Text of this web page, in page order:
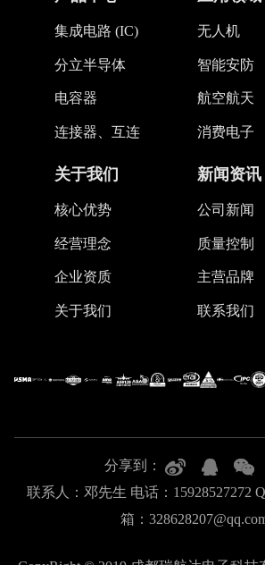
集成电路 (IC)
分立半导体
电容器
连接器、互连
无人机
智能安防
航空航天
消费电子
关于我们
核心优势
经营理念
企业资质
关于我们
新闻资讯
公司新闻
质量控制
主营品牌
联系我们
分享到：
联系人：邓先生 电话：15928527272
箱：